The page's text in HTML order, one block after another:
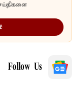
Follow Us